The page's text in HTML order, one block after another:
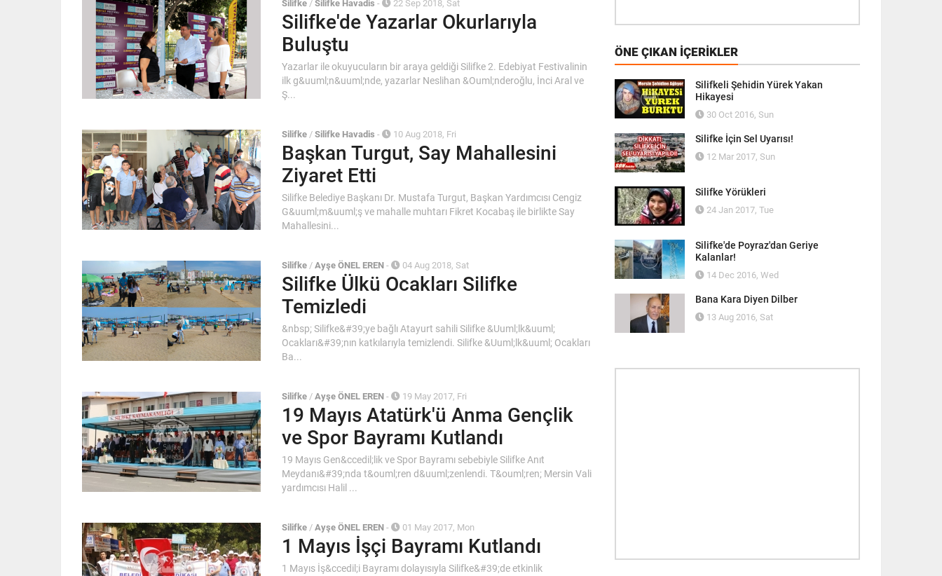
Silifke / Silifke Havadis - 22 Sep 2018, Sat
Silifke'de Yazarlar Okurlarıyla
Buluştu
Yazarlar ile okuyucuların bir araya geldiği Silifke 2. Edebiyat Festivalinin
ilk g&uuml;n&uuml;nde, yazarlar Neslihan &Ouml;nderoğlu, İnci Aral ve
Ş...
Silifke / Silifke Havadis - 10 Aug 2018, Fri
Başkan Turgut, Say Mahallesini
Ziyaret Etti
Silifke Belediye Başkanı Dr. Mustafa Turgut, Başkan Yardımcısı Cengiz
G&uuml;m&uuml;ş ve mahalle muhtarı Fikret Kocabaş ile birlikte Say
Mahallesini...
Silifke / Ayşe ÖNEL EREN - 04 Aug 2018, Sat
Silifke Ülkü Ocakları Silifke
Temizledi
&nbsp; Silifke&#39;ye bağlı Atayurt sahili Silifke &Uuml;lk&uuml;
Ocakları&#39;nın katkılarıyla temizlendi. Silifke &Uuml;lk&uuml; Ocakları
Ba...
Silifke / Ayşe ÖNEL EREN - 19 May 2017, Fri
19 Mayıs Atatürk'ü Anma Gençlik
ve Spor Bayramı Kutlandı
19 Mayıs Gen&ccedil;lik ve Spor Bayramı sebebiyle Silifke Anıt
Meydanı&#39;nda t&ouml;ren d&uuml;zenlendi. T&ouml;ren; Mersin Vali
yardımcısı Halil ...
Silifke / Ayşe ÖNEL EREN - 01 May 2017, Mon
1 Mayıs İşçi Bayramı Kutlandı
1 Mayıs İş&ccedil;i Bayramı dolayısıyla Silifke&#39;de etkinlik
ÖNE ÇIKAN İÇERIKLER
Silifkeli Şehidin Yürek Yakan
Hikayesi
30 Oct 2016, Sun
Silifke İçin Sel Uyarısı!
12 Mar 2017, Sun
Silifke Yörükleri
24 Jan 2017, Tue
Silifke'de Poyraz'dan Geriye
Kalanlar!
14 Dec 2016, Wed
Bana Kara Diyen Dilber
13 Aug 2016, Sat